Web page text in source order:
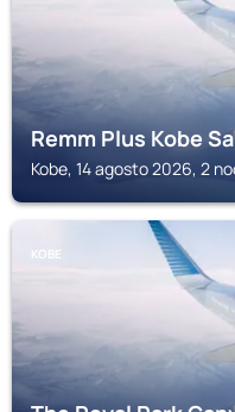
Remm Plus Kobe
Kobe, 14 agosto 2026, 2
KOBE